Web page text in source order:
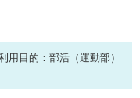
用目的： 部活（運動部）